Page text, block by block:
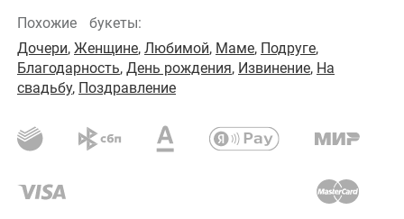
Похожие букеты:
Дочери, Женщине, Любимой, Маме, Подруге,
Благодарность, День рождения, Извинение, На
свадьбу, Поздравление